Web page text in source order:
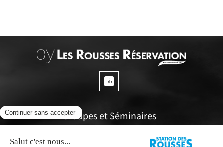
Groupes et Séminaires